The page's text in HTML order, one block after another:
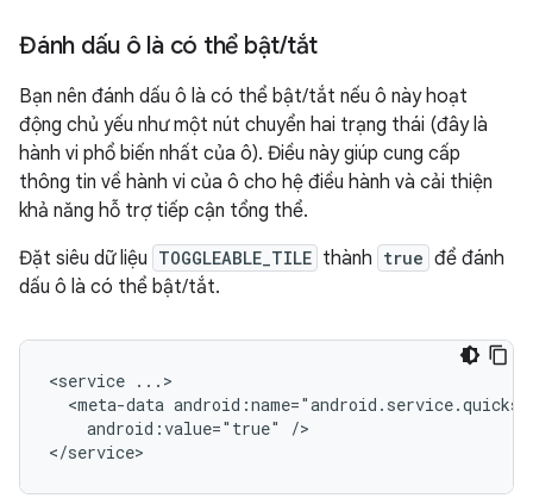
Đánh dấu ô là có thể bật/tắt
Bạn nên đánh dấu ô là có thể bật/tắt nếu ô này hoạt
động chủ yếu như một nút chuyển hai trạng thái (đây là
hành vi phổ biến nhất của ô). Điều này giúp cung cấp
thông tin về hành vi của ô cho hệ điều hành và cải thiện
khả năng hỗ trợ tiếp cận tổng thể.
Đặt siêu dữ liệu TOGGLEABLE_TILE thành true để đánh
dấu ô là có thể bật/tắt.
<service
<meta-data
android:value="true"
/>